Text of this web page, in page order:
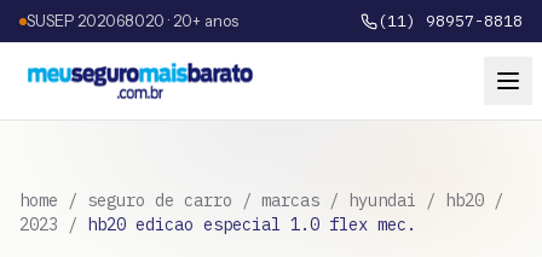
SUSEP 202068020 · 20+ anos (11) 98957-8818
home / seguro de carro / marcas / hyundai / hb20 /
2023 / hb20 edicao especial 1.0 flex mec.